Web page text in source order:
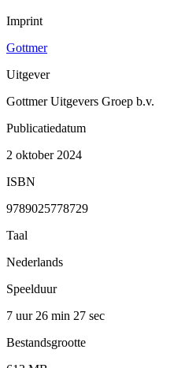
Imprint
Gottmer
Uitgever
Gottmer Uitgevers Groep b.v.
Publicatiedatum
2 oktober 2024
ISBN
9789025778729
Taal
Nederlands
Speelduur
7 uur 26 min 27 sec
Bestandsgrootte